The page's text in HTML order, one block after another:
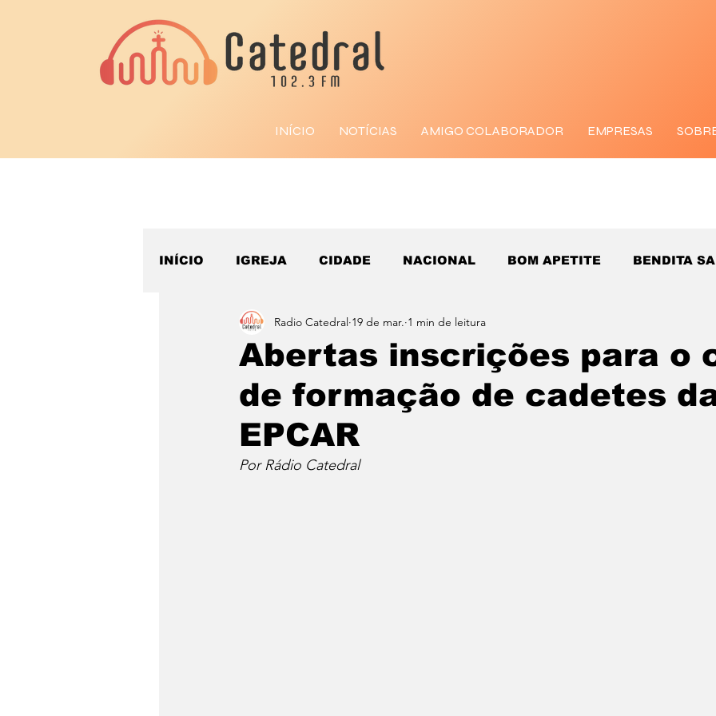
INÍCIO NOTÍCIAS AMIGO COLABORADOR EMPRESAS
INÍCIO IGREJA CIDADE NACIONAL BOM APETITE BENDITA
ESPORTE
Abertas inscrições para o
de formação de cadetes
EPCAR
Radio Catedral 19 de mar. 1 min de leitura
Por Rádio Catedral